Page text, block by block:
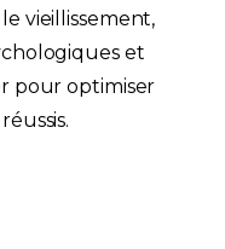
le vieillissement,
et
pour optimiser